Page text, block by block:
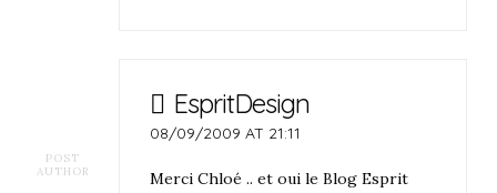
POST
AUTHOR
EspritDesign
08/09/2009 AT 21:11
Merci Chloé .. et oui le Blog Esprit